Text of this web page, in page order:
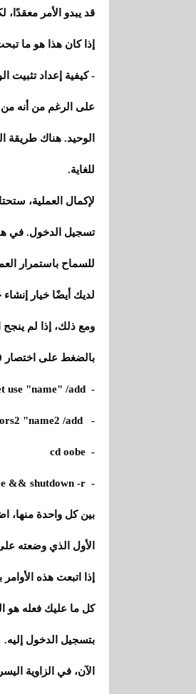
قد يبدو الأمر
إذا كان هذا هو ما
- كيفية إعداد تثبيت الويندوز 11 دون الحاجة إلى
على الرغم من أنه من
الوحيد. هناك طريقة
للغاية.
للسماح باستمرار
لديك أيضًا خيار
ومع ذلك، إذا لم
بالضغط على اختصار Shift + F10 لفتح موجه الأوامر CMD واستخدام الرموز التالية بنفس الترتيب:
- net use "name" /add
- net localgroup 2Administrators2 "name2 /add
- cd oobe
- msoobe.exe && shutdown -r
الأول الذي وضعته
إذا اتبعت هذه
كل ما عليك فعله هو
بتسجيل الدخول إليه.
الآن، في الزاوية